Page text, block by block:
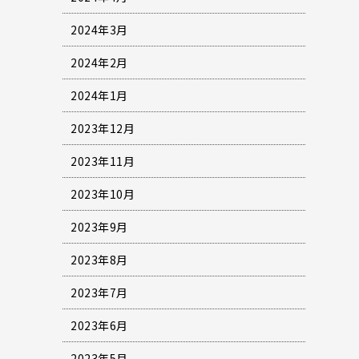
2024年3月
2024年2月
2024年1月
2023年12月
2023年11月
2023年10月
2023年9月
2023年8月
2023年7月
2023年6月